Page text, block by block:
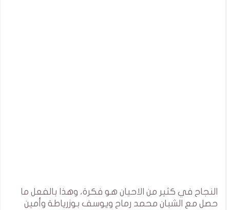
النجاح في كثير من الاحيان هو فكرة، وهذا بالفعل ما
حصل مع الشبان محمد رماح ويوسف بوزرياطة وأمين